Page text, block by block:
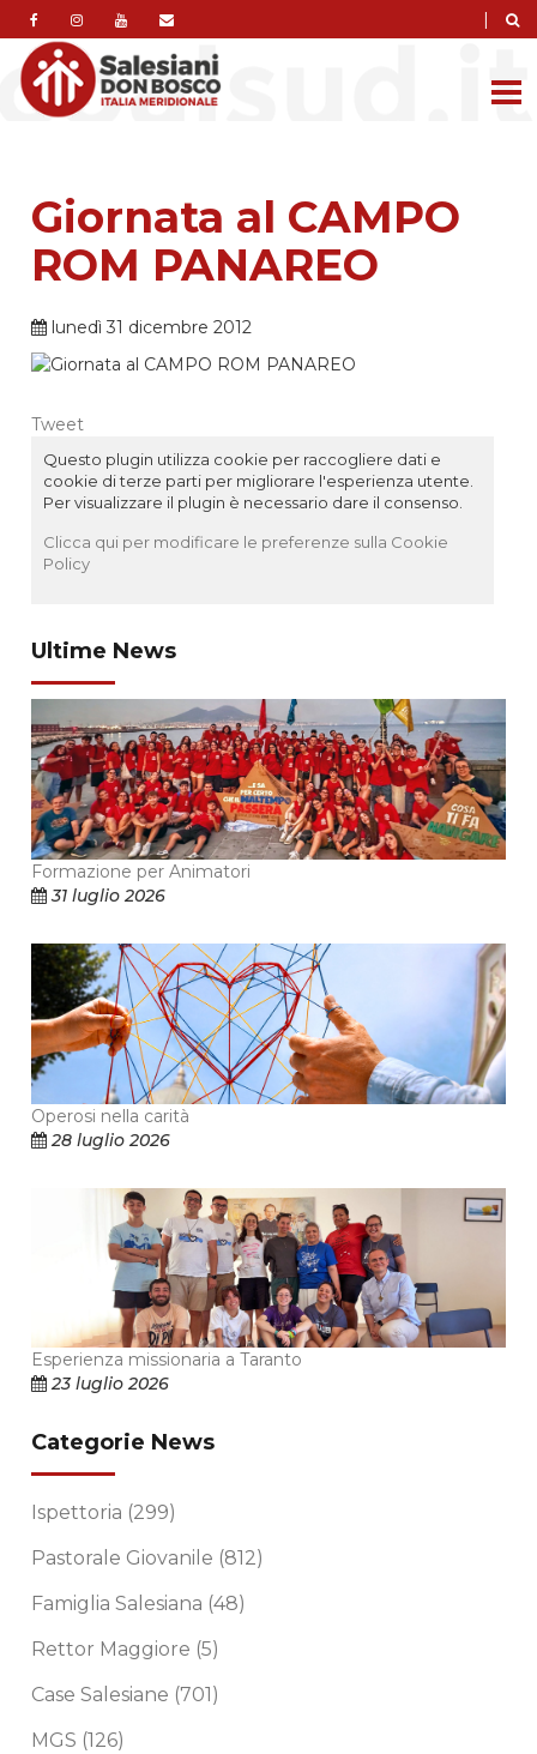
|
Giornata al CAMPO
ROM PANAREO
lunedì 31 dicembre 2012
Tweet
Questo plugin utilizza cookie per raccogliere dati e
cookie di terze parti per migliorare l'esperienza utente.
Per visualizzare il plugin è necessario dare il consenso.
Clicca qui per modificare le preferenze sulla Cookie
Policy
Ultime News
Formazione per Animatori
31 luglio 2026
Operosi nella carità
28 luglio 2026
Esperienza missionaria a Taranto
23 luglio 2026
Categorie News
Ispettoria (299)
Pastorale Giovanile (812)
Famiglia Salesiana (48)
Rettor Maggiore (5)
Case Salesiane (701)
MGS (126)